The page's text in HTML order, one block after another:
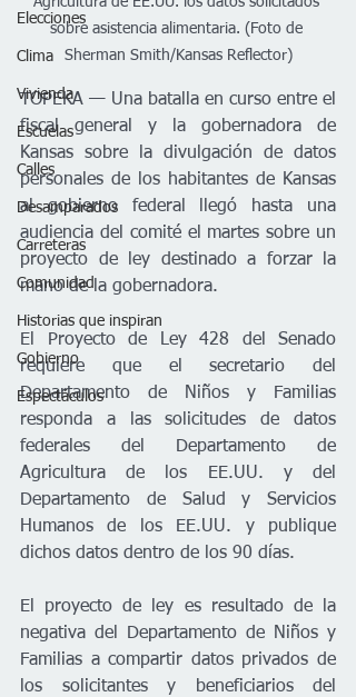
Elecciones
Clima
Vivienda
Escuelas
Calles
Desamparados
Carreteras
Comunidad
Historias que inspiran
Gobierno
Espectáculos
sobre asistencia alimentaria. (Foto de
Sherman Smith/Kansas Reflector)
TOPEKA — Una batalla en curso entre el
fiscal general y la gobernadora de
Kansas sobre la divulgación de datos
personales de los habitantes de Kansas
al gobierno federal llegó hasta una
audiencia del comité el martes sobre un
proyecto de ley destinado a forzar la
mano de la gobernadora.
El Proyecto de Ley 428 del Senado
requiere que el secretario del
Departamento de Niños y Familias
responda a las solicitudes de datos
federales del Departamento de
Agricultura de los EE.UU. y del
Departamento de Salud y Servicios
Humanos de los EE.UU. y publique
dichos datos dentro de los 90 días.
El proyecto de ley es resultado de la
negativa del Departamento de Niños y
Familias a compartir datos privados de
los solicitantes y beneficiarios del